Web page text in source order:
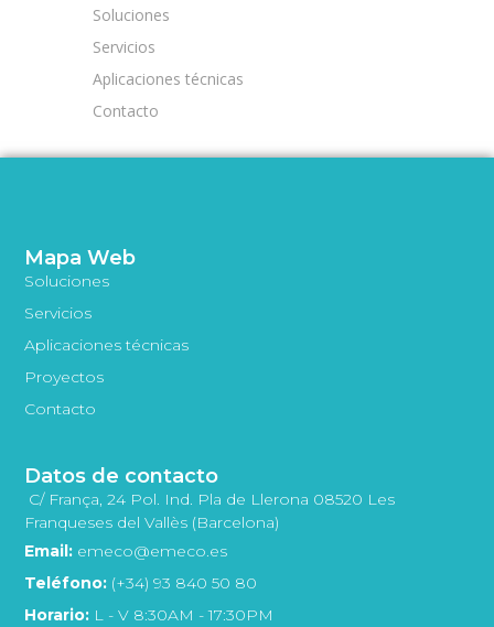
Soluciones
Servicios
Aplicaciones técnicas
Contacto
Mapa Web
Soluciones
Servicios
Aplicaciones técnicas
Proyectos
Contacto
Datos de contacto
C/ França, 24 Pol. Ind. Pla de Llerona 08520 Les
Franqueses del Vallès (Barcelona)
Email: emeco@emeco.es
Teléfono: (+34) 93 840 50 80
Horario: L - V 8:30AM - 17:30PM